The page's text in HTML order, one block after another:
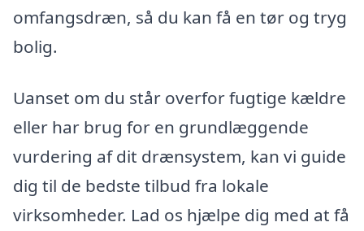
omfangsdræn, så du kan få en tør og tryg
bolig.
Uanset om du står overfor fugtige kældre
eller har brug for en grundlæggende
vurdering af dit drænsystem, kan vi guide
dig til de bedste tilbud fra lokale
virksomheder. Lad os hjælpe dig med at få